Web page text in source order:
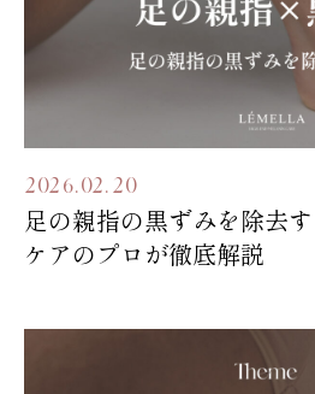
2026.02.20
足の親指の黒ずみを除去
ケアのプロが徹底解説